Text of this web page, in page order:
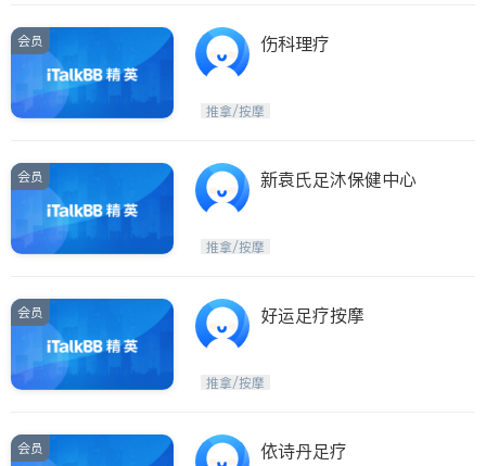
会员 伤科理疗
推拿/按摩
会员 新袁氏足沐保健中心
推拿/按摩
会员 好运足疗按摩
推拿/按摩
会员 依诗丹足疗